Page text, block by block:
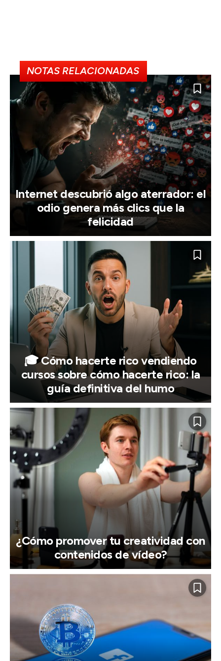
NOTAS RELACIONADAS
Internet descubrió algo aterrador: el
odio genera más clics que la
felicidad
🎓 Cómo hacerte rico vendiendo
cursos sobre cómo hacerte rico: la
guía definitiva del humo
¿Cómo promover tu creatividad con
contenidos de vídeo?